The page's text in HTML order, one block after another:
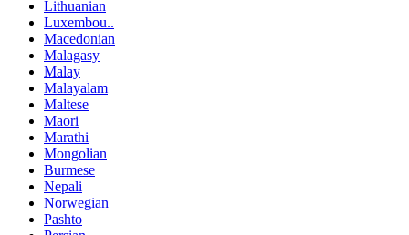
Lithuanian
Luxembou..
Macedonian
Malagasy
Malay
Malayalam
Maltese
Maori
Marathi
Mongolian
Burmese
Nepali
Norwegian
Pashto